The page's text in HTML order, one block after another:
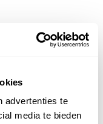
advertenties te
media te bieden
in het
Alpen in